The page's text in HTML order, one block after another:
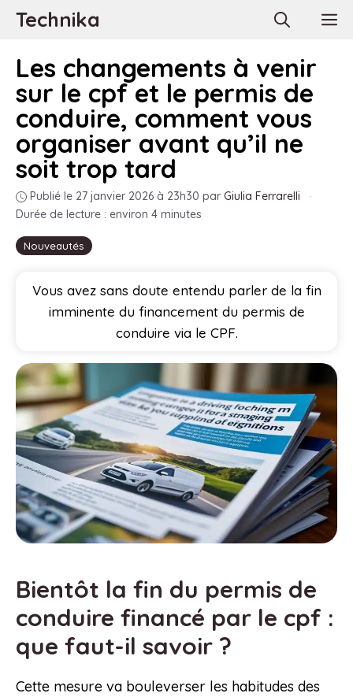
AllerTechnika
Nouveautés
Les changements à venir
sur le cpf et le permis de
conduire, comment vous
organiser avant qu’il ne
soit trop tard
Publié le 27 janvier 2026 à 23h30 par Giulia Ferrarelli
·
Durée de lecture : environ 4 minutes
Vous avez sans doute entendu parler de la fin
imminente du financement du permis de
conduire via le CPF.
Bientôt la fin du permis de
conduire financé par le cpf :
que faut-il savoir ?
Cette mesure va bouleverser les habitudes des